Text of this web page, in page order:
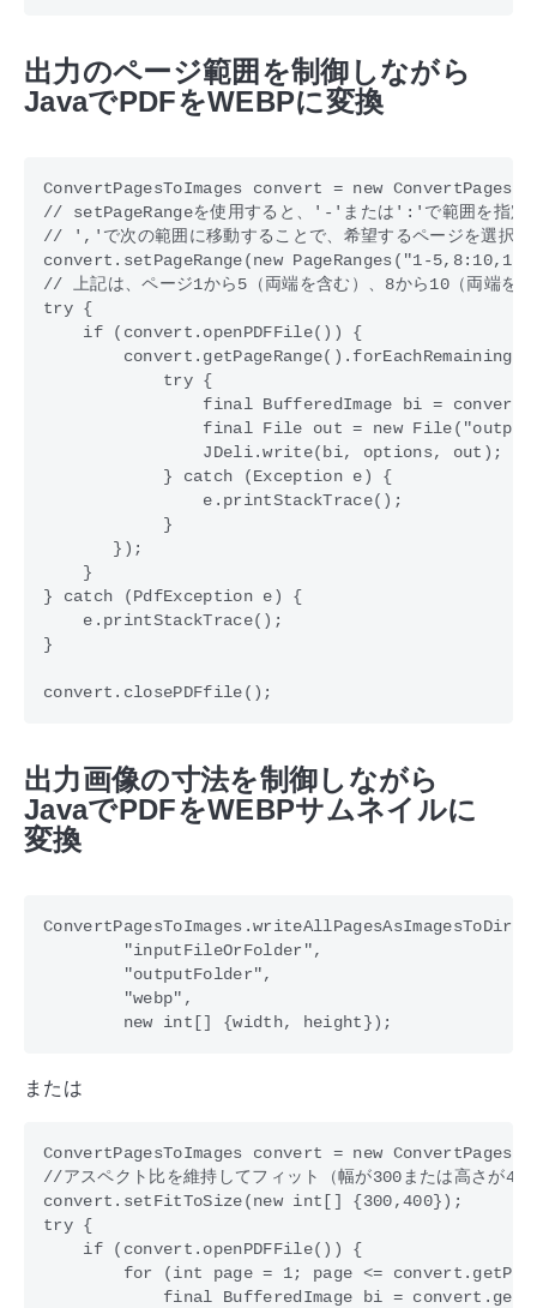
出力のページ範囲を制御しながら
JavaでPDFをWEBPに変換
ConvertPagesToImages convert = new
// setPageRangeを使用すると、'-'または':'で範囲を指定
// ','で次の範囲に移動することで、希望するページを選択
convert.setPageRange(new PageRanges("1-
// 上記は、ページ1から5（両端を含む）、8から10（両端を
try {
    if (convert.openPDFFile()) {
            try {
final BufferedImage bi =
final File out = new
                JDeli.write(bi, options, out);
            } catch (Exception e) {
                e.printStackTrace();
            }
       });
    }
} catch (PdfException e) {
    e.printStackTrace();
}
出力画像の寸法を制御しながら
JavaでPDFをWEBPサムネイルに
変換
ConvertPagesToImages.writeAllPagesAsImagesToDir(
        "inputFileOrFolder",
        "outputFolder",
        "webp",
または
ConvertPagesToImages convert = new
//アスペクト比を維持してフィット（幅が300または高さが
convert.setFitToSize(new int[] {300,400});
try {
    if (convert.openPDFFile()) {
for (int page = 1; page <=
final BufferedImage bi =